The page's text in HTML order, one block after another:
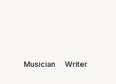
Musician Writer